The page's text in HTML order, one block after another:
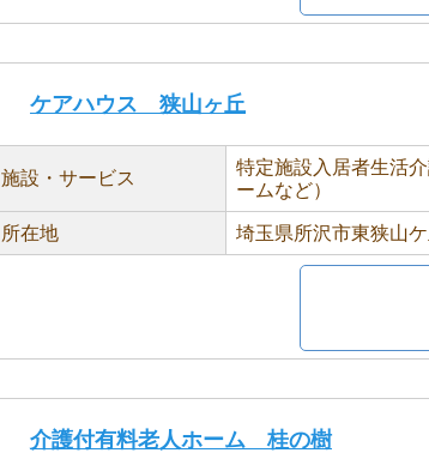
ケアハウス 狭山ヶ丘
施設・サービス
特定施設入居者生活
ームなど）
所在地 埼玉県所沢市東狭山
介護付有料老人ホーム 桂の樹